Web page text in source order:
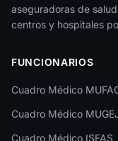
La Rioja
León
Lleida
Lugo
aseguradoras de
centros y hospitales
FUNCIONARIOS
Cuadro Médico
Cuadro Médico
Cuadro Médico ISFAS